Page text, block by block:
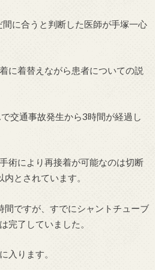
に合うと判断した医師が手塚一心
に着替えながら患者についての説
交通事故発生から3時間が経過し
術により再接着が可能なのは切断
とされています。
間ですが、すでにシャントチューブ
完了していました。
入ります。